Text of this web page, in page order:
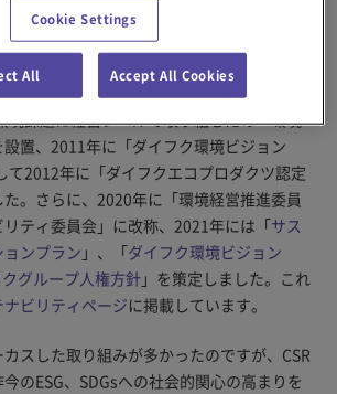
ステナビリティ経営を推進するに当たり、事
貢献、地球環境への配慮、働きがいのある職
にわたってさまざまな取り組みを行ってきま
1999年に滋賀・小牧事業所でISO14001認証
境課題に経営レベルで取り組むため「環境
置、2011年に「ダイフク環境ビジョン
て2012年に「ダイフクエコプロダクツ認定
。さらに、2020年に「環境経営推進委員
ティ委員会」に改称、2021年には「サス
ンプラン 」、「ダイフク環境ビジョン
グループ人権方針」を策定しました。これ
ナビリティページに掲載しています。
スした取り組みが多かったのですが、CSR
のESG、SDGsへの社会的関心の高まりを
Cookie Settings
All Accept All Cookies